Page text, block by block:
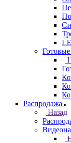
Распродажа
Назад